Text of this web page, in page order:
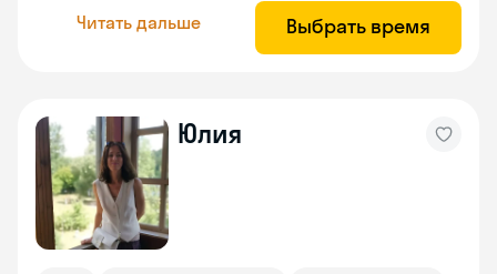
Читать дальше Выбрать время
Юлия